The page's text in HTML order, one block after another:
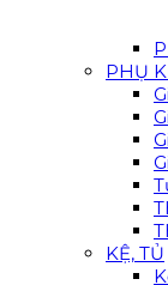
PHỤ
KỆ, TỦ